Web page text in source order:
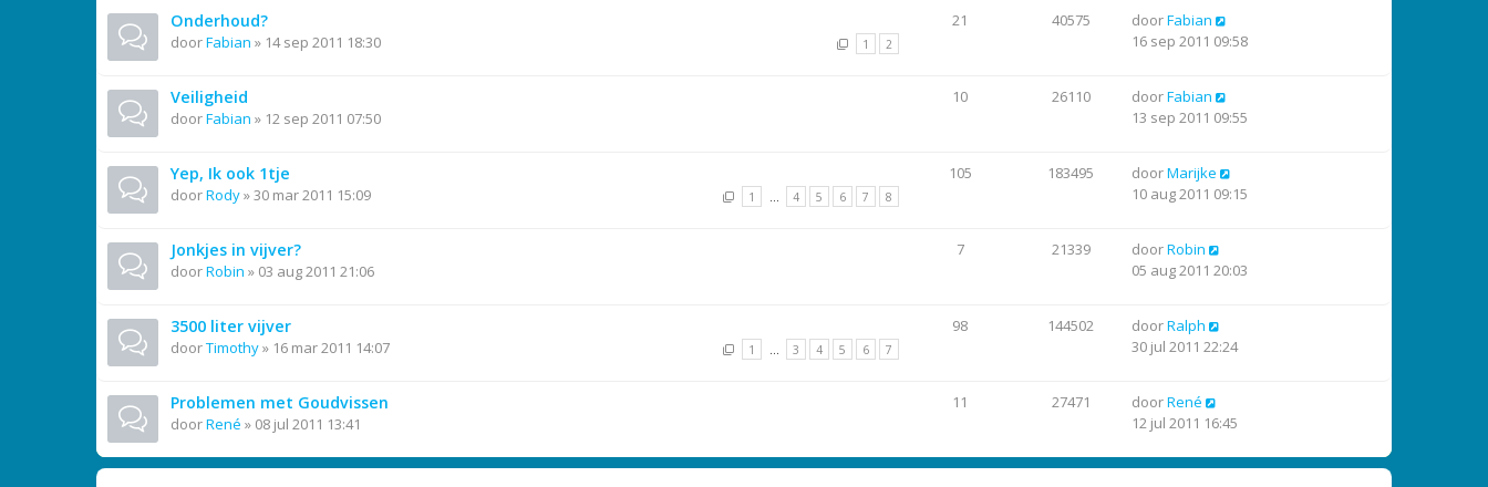
Onderhoud?
doorFabian » 14 sep 2011 18:30 1 2
21 40575 doorFabian
16 sep 2011 09:58
Veiligheid
doorFabian » 12 sep 2011 07:50
10 26110 doorFabian
13 sep 2011 09:55
Yep, Ik ook 1tje
doorRody»30 mar 2011 15:09 1 … 4 5 6 7 8
105 183495 doorMarijke
10 aug 2011 09:15
Jonkjes in vijver?
doorRobin » 03 aug 2011 21:06
7 21339 doorRobin
05 aug 2011 20:03
3500 liter vijver
doorTimothy» 16 mar 2011 14:07 1 … 3 4 5 6 7
98 144502 doorRalph
30 jul 2011 22:24
Problemen met Goudvissen
doorRené » 08 jul 2011 13:41
11 27471 doorRené
12 jul 2011 16:45